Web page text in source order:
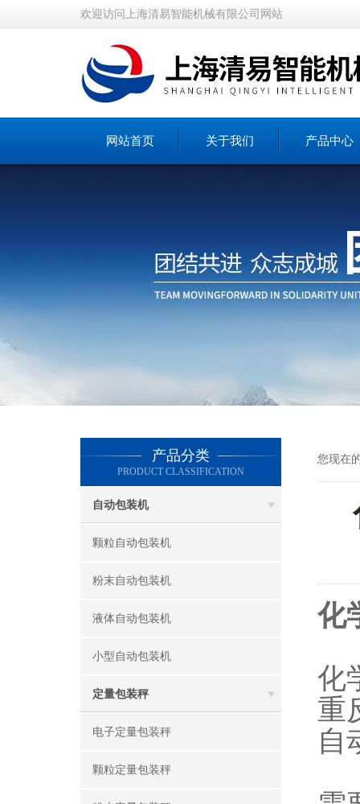
欢迎访问上海清易智能机械有限公司网站
网站首页 关于我们 产品中心
产品分类
PRODUCT CLASSIFICATION
自动包装机
颗粒自动包装机
粉末自动包装机
液体自动包装机
小型自动包装机
定量包装秤
电子定量包装秤
颗粒定量包装秤
您现在
化
化
重
自